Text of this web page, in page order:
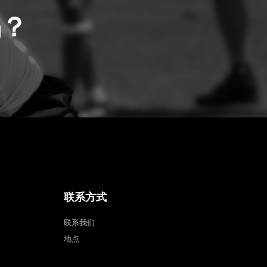
联系方式
联系我们
地点